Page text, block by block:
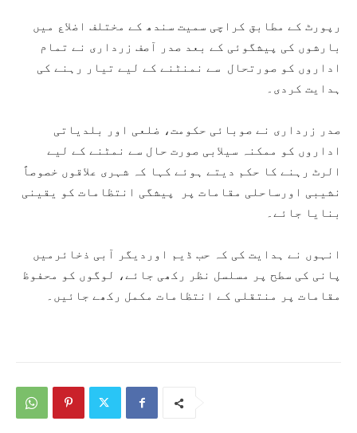
رپورٹ کے مطابق کراچی سمیت سندھ کے مختلف اضلاع میں
بارشوں کی پیشگوئی کے بعد صدر آصف زرداری نے تمام
اداروں کو صورتحال سے نمنٹنے کے لیے تیار رہنے کی
ہدایت کردی۔
صدر زرداری نے صوبائی حکومت، ضلعی اور بلدیاتی
اداروں کو ممکنہ سیلابی صورت حال سے نمٹنے کے لیے
الرٹ رہنے کا حکم دیتے ہوئے کہا کہ شہری علاقوں خصوصاً
نشیبی اورساحلی مقامات پر پیشگی انتظامات کو یقینی
بنایا جائے۔
انہوں نے ہدایت کی کہ حب ڈیم اوردیگر آبی ذخائرمیں
پانی کی سطح پر مسلسل نظر رکھی جائے، لوگوں کو محفوظ
مقامات پر منتقلی کے انتظامات مکمل رکھے جائیں۔